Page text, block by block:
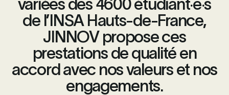
variées des 4600 étudiant·e·s
de l’INSA Hauts-de-France,
JINNOV propose ces
prestations de qualité en
accord avec nos valeurs et nos
engagements.